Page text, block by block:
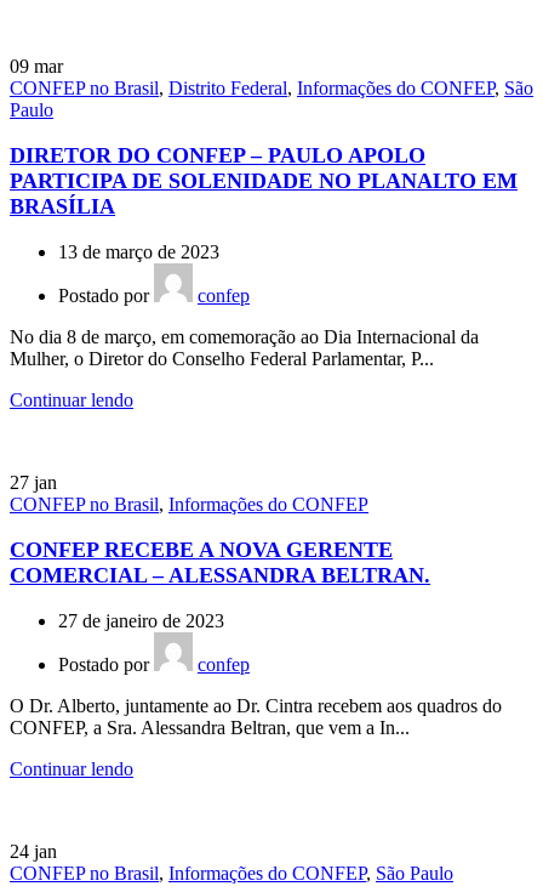
09 mar
CONFEP no Brasil, Distrito Federal, Informações do CONFEP, São
Paulo
DIRETOR DO CONFEP – PAULO APOLO
PARTICIPA DE SOLENIDADE NO PLANALTO EM
BRASÍLIA
13 de março de 2023
Postado por
confep
No dia 8 de março, em comemoração ao Dia Internacional da
Mulher, o Diretor do Conselho Federal Parlamentar, P...
Continuar lendo
27 jan
CONFEP no Brasil, Informações do CONFEP
CONFEP RECEBE A NOVA GERENTE
COMERCIAL – ALESSANDRA BELTRAN.
27 de janeiro de 2023
Postado por
confep
O Dr. Alberto, juntamente ao Dr. Cintra recebem aos quadros do
CONFEP, a Sra. Alessandra Beltran, que vem a In...
Continuar lendo
24 jan
CONFEP no Brasil, Informações do CONFEP, São Paulo